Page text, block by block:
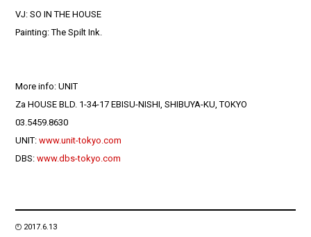
VJ: SO IN THE HOUSE
Painting: The Spilt Ink.
More info: UNIT
Za HOUSE BLD. 1-34-17 EBISU-NISHI, SHIBUYA-KU, TOKYO
03.5459.8630
UNIT:www.unit-tokyo.com
DBS:www.dbs-tokyo.com
2017.6.13